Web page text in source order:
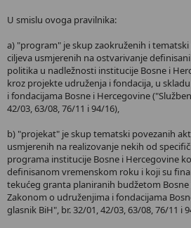
U smislu ovoga pravilnika:
a) "program" je skup zaokruženih i
ciljeva usmjerenih na ostvarivanje
politika u nadležnosti institucije Bosne i
kroz projekte udruženja i fondacija, u
i fondacijama Bosne i Hercegovine
42/03, 63/08, 76/11 i 94/16),
b) "projekat" je skup tematski povezanih
usmjerenih na realizovanje nekih od
programa institucije Bosne i Hercegovine
definisanom vremenskom roku i koji su
tekućeg granta planiranih budžetom Bosne
Zakonom o udruženjima i fondacijama
glasnik BiH", br. 32/01, 42/03, 63/08, 76/11 i